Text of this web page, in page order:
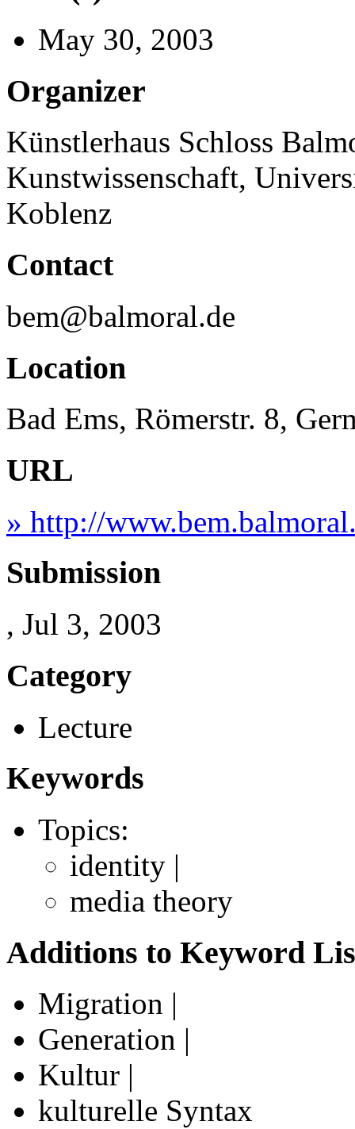
May 30, 2003
Organizer
Künstlerhaus Schloss
Kunstwissenschaft,
Koblenz
Contact
bem@balmoral.de
Location
Bad Ems, Römerstr. 8,
URL
» http://
Submission
, Jul 3, 2003
Category
Lecture
Keywords
Topics:
identity |
media theory
Additions to Keyword
Migration |
Generation |
Kultur |
kulturelle Syntax